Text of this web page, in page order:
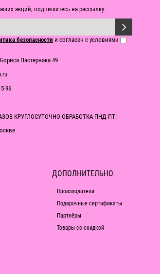
акций, подпишитесь на рассылку:
безопасности и согласен с условиями
Пастернака 49
96
КРУГЛОСУТОЧНО ОБРАБОТКА ПНД-ПТ:
ДОПОЛНИТЕЛЬНО
Производители
Подарочные сертификаты
Партнёры
Товары со скидкой